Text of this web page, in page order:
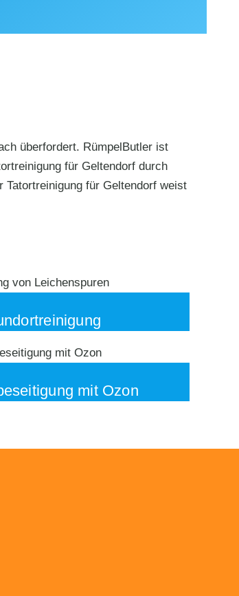
überfordert. RümpelButler ist
für Geltendorf durch
Tatortreinigung für Geltendorf weist
mit Ozon